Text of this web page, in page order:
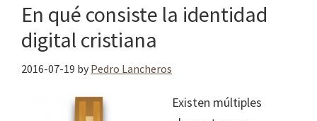
cumplir
la
En qué consiste la identidad
digital cristiana
2016-07-19 by Pedro Lancheros
Existen múltiples